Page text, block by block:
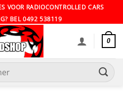
VOOR RADIOCONTROLLED CARS
BEL 0492 538119
0